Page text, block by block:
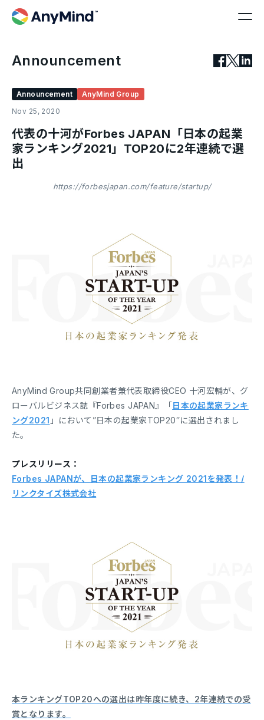
Announcement
Announcement
AnyMind Group
Nov 25, 2020
代表の十河がForbes JAPAN「日本の起業
家ランキング2021」TOP20に2年連続で選
出
https://forbesjapan.com/feature/startup/
AnyMind Group共同創業者兼代表取締役CEO 十河宏輔が、グ
ローバルビジネス誌『Forbes JAPAN』「日本の起業家ランキ
ング2021 」において”日本の起業家TOP20″に選出されまし
た。
プレスリリース：
Forbes JAPANが、日本の起業家ランキング 2021を発表！/
リンクタイズ株式会社
本ランキングTOP20への選出は昨年度に続き、2年連続での受
賞となります。